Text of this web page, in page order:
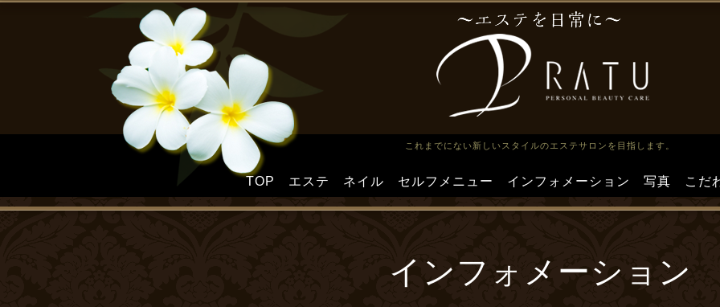
これまでにない新しいスタイルのエステサロンを目指します。
TOP エステ ネイル セルフメニュー インフォメーション 写真 こだ
インフォメーション